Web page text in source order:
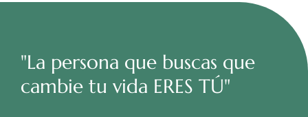
"La persona que buscas que
cambie tu vida ERES TÚ"